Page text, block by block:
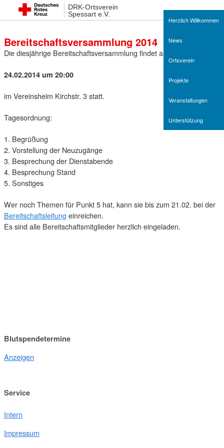
DRK-Ortsverein
Spessart e.V.
Herzlich Willkommen
News
Ortsverein
Projekte
Veranstaltungen
Unterstützung
12. Februar 2014 12:02
Bereitschaftsversammlung 2014
Die diesjährige Bereitschaftsversammlung findet am
24.02.2014 um 20:00
im Vereinsheim Kirchstr. 3 statt.
Tagesordnung:
1. Begrüßung
2. Vorstellung der Neuzugänge
3. Besprechung der Dienstabende
4. Besprechung Stand
5. Sonstiges
Wer noch Themen für Punkt 5 hat, kann sie bis zum 21.02. bei der
Bereitschaftsleitung einreichen.
Es sind alle Bereitschaftsmitglieder herzlich eingeladen.
Blutspendetermine
Anzeigen
Service
Intern
Impressum